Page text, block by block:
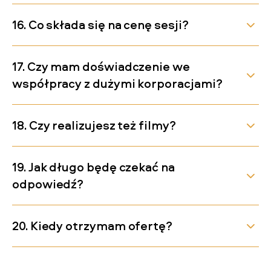
16. Co składa się na cenę sesji?
17. Czy mam doświadczenie we
współpracy z dużymi korporacjami?
18. Czy realizujesz też filmy?
19. Jak długo będę czekać na
odpowiedź?
20. Kiedy otrzymam ofertę?